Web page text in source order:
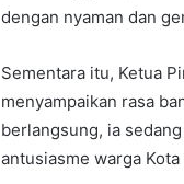
dengan nyaman dan
Sementara itu, Ketua
menyampaikan rasa
berlangsung, ia
antusiasme warga